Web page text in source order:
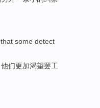
that some detect
他们更加渴望罢工